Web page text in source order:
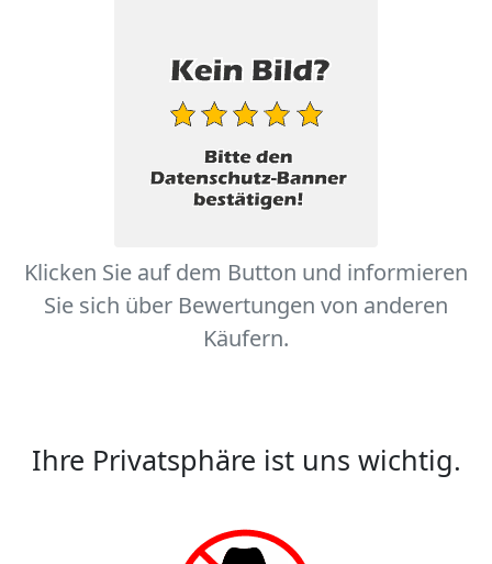
Klicken Sie auf dem Button und informieren
Sie sich über Bewertungen von anderen
Käufern.
Ihre Privatsphäre ist uns wichtig.